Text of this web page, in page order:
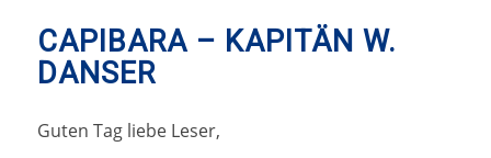
CAPIBARA – KAPITÄN W.
DANSER
Guten Tag liebe Leser,